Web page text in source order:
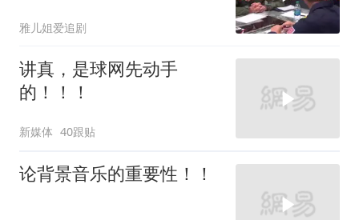
雅儿姐爱追剧
讲真，是球网先动手
的！！！
新媒体 40跟贴
论背景音乐的重要性！！